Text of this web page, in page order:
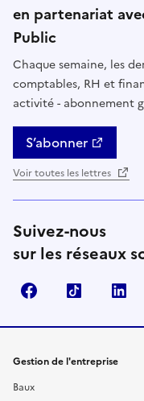
en partenariat
Public
Chaque semaine, les
comptables, RH et
activité - abonnement
S’abonner
Voir toutes les lettres
Suivez-nous
sur les réseaux
FacebookTikTok
Gestion de l'entreprise
Baux